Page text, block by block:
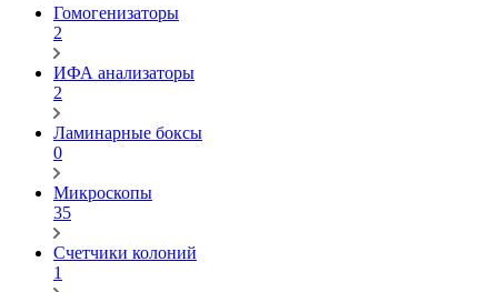
Гомогенизаторы
2
ИФА анализаторы
2
Ламинарные боксы
0
Микроскопы
35
Счетчики колоний
1